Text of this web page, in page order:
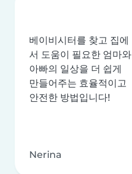
베이비시터를 찾고 집에
서 도움이 필요한 엄마와
아빠의 일상을 더 쉽게
만들어주는 효율적이고
안전한 방법입니다!
Nerina